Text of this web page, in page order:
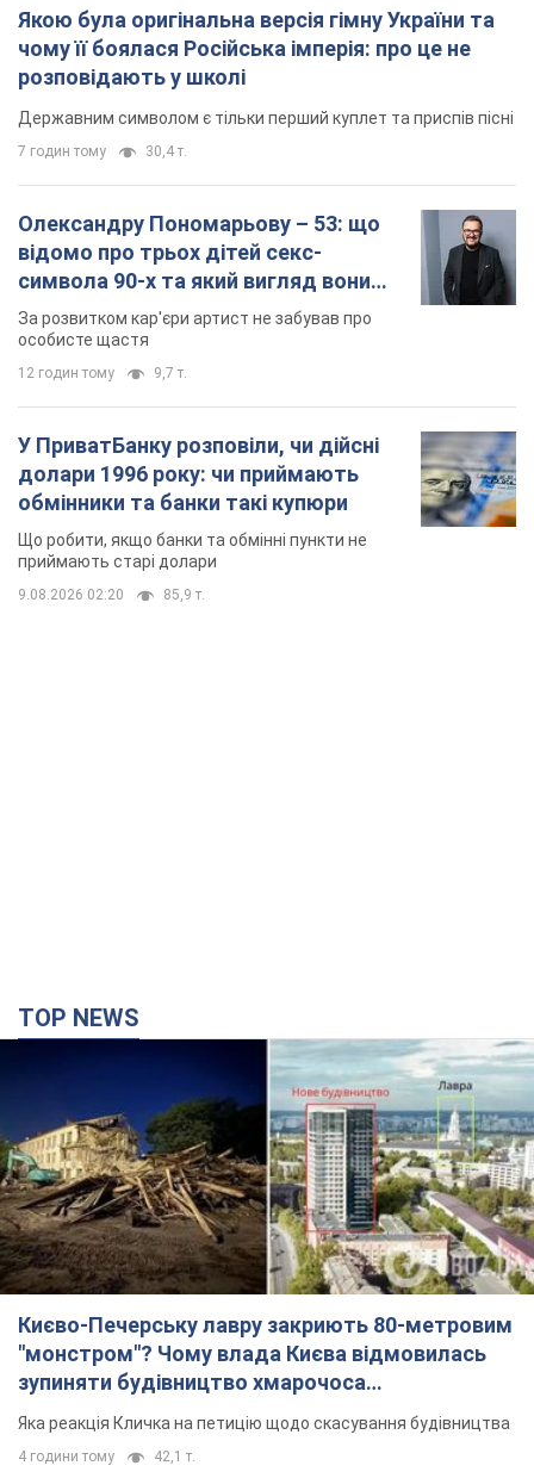
відомо про трьох дітей секс-
символа 90-х та який вигляд вони
мають
За розвитком кар'єри артист не забував про
долари 1996 року: чи приймають
обмінники та банки такі купюри
приймають старі долари
Києво-Печерську лавру закриють 80-метровим
"монстром"? Чому влада Києва відмовилась
зупиняти будівництво хмарочоса
"московського вірянина"
Яка реакція Кличка на петицію щодо скасування будівництва
4 години тому 42,1 т.
Армія РФ знищила підприємство Kromberg &
Schubert у Житомирі. Фото
Коли поновить роботу підприємство, наразі невідомо
27 хвилин тому 3,8 т.
МЗС Болгарії викликало українського посла